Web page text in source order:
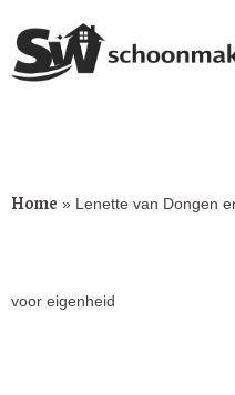
Home » Lenette van Dongen
voor eigenheid